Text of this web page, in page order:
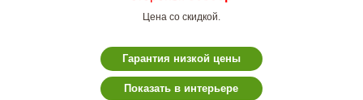
Цена со скидкой.
Гарантия низкой цены
Показать в интерьере